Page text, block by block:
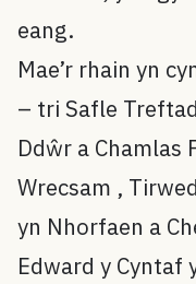
eang.
Mae’r rhain yn
– tri Safle
Ddŵr a Chamlas
Wrecsam ,
yn Nhorfaen a
Edward y Cyntaf